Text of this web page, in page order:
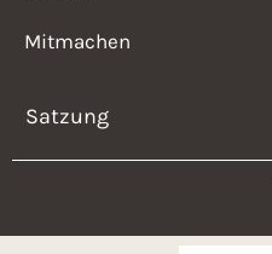
Mitmachen
Satzung